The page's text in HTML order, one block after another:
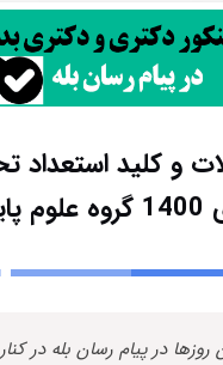
و کلید استعداد
روزها در پیام رسان بله در کنار